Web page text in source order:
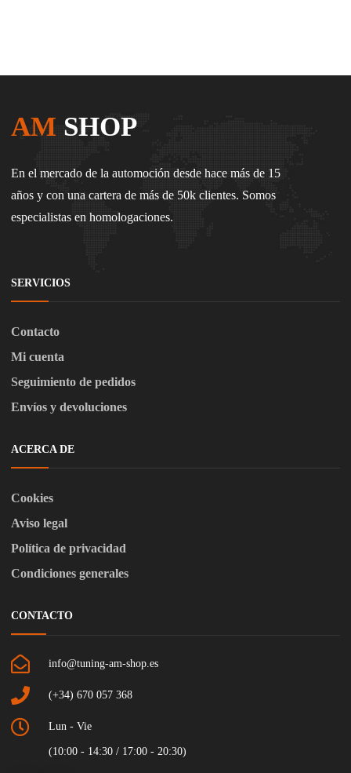
AM SHOP
En el mercado de la automoción desde hace más de 15
años y con una cartera de más de 50k clientes. Somos
especialistas en homologaciones.
SERVICIOS
Contacto
Mi cuenta
Seguimiento de pedidos
Envíos y devoluciones
ACERCA DE
Cookies
Aviso legal
Política de privacidad
Condiciones generales
CONTACTO
info@tuning-am-shop.es
(+34) 670 057 368
Lun - Vie
(10:00 - 14:30 / 17:00 - 20:30)